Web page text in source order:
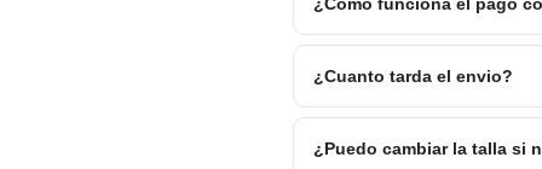
¿Como funciona el pago
¿Cuanto tarda el envio?
¿Puedo cambiar la talla si